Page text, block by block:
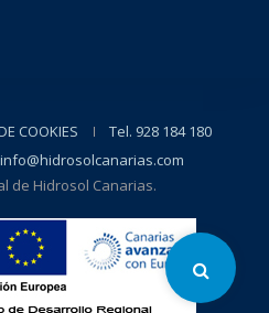
COOKIES
Tel. 928 184 180
info@hidrosolcanarias.com
de Hidrosol Canarias.